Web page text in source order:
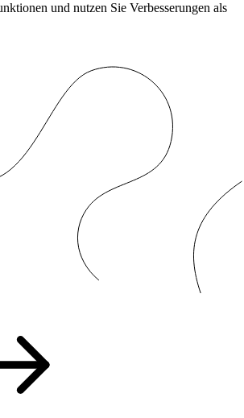
und nutzen Sie Verbesserungen als